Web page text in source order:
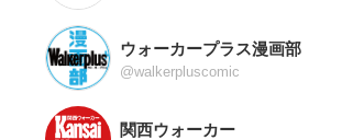
ウォーカープラス漫画部
@walkerpluscomic
関西ウォーカー